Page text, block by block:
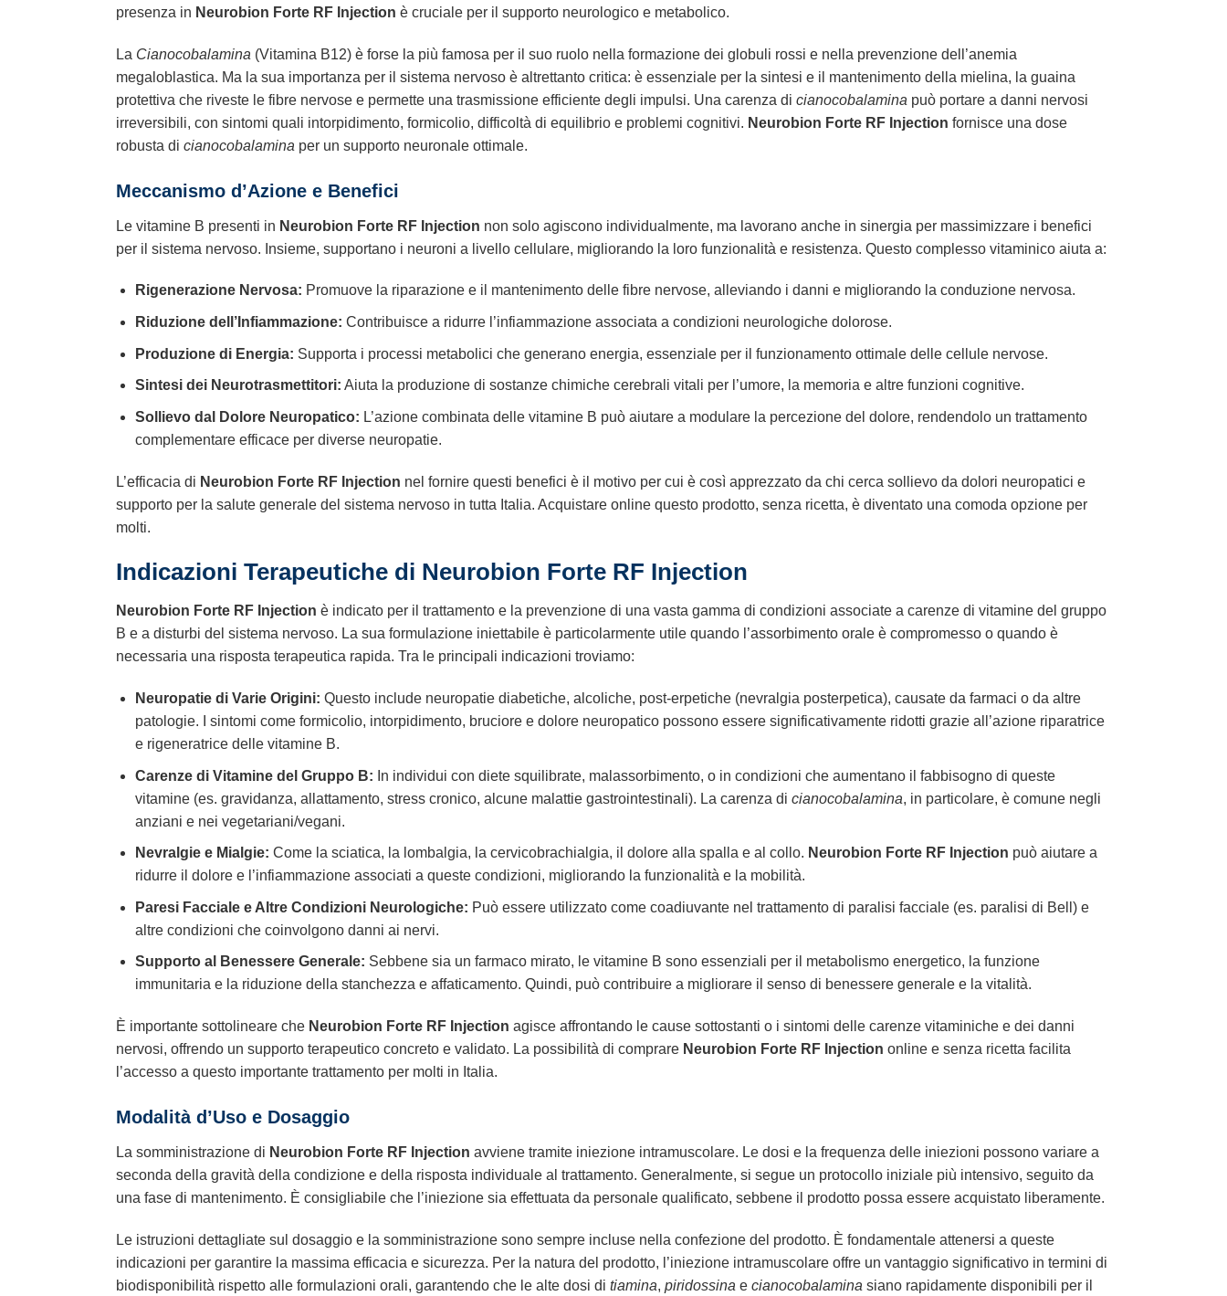
presenza in Neurobion Forte RF Injection è cruciale per il supporto neurologico e metabolico.
La Cianocobalamina (Vitamina B12) è forse la più famosa per il suo ruolo nella formazione dei globuli rossi e nella prevenzione dell’anemia
megaloblastica. Ma la sua importanza per il sistema nervoso è altrettanto critica: è essenziale per la sintesi e il mantenimento della mielina, la guaina
protettiva che riveste le fibre nervose e permette una trasmissione efficiente degli impulsi. Una carenza di cianocobalamina può portare a danni nervosi
irreversibili, con sintomi quali intorpidimento, formicolio, difficoltà di equilibrio e problemi cognitivi. Neurobion Forte RF Injection fornisce una dose
robusta di cianocobalamina per un supporto neuronale ottimale.
Meccanismo d’Azione e Benefici
Le vitamine B presenti in Neurobion Forte RF Injection non solo agiscono individualmente, ma lavorano anche in sinergia per massimizzare i benefici
per il sistema nervoso. Insieme, supportano i neuroni a livello cellulare, migliorando la loro funzionalità e resistenza. Questo complesso vitaminico aiuta a:
Rigenerazione Nervosa: Promuove la riparazione e il mantenimento delle fibre nervose, alleviando i danni e migliorando la conduzione nervosa.
Riduzione dell’Infiammazione: Contribuisce a ridurre l’infiammazione associata a condizioni neurologiche dolorose.
Produzione di Energia: Supporta i processi metabolici che generano energia, essenziale per il funzionamento ottimale delle cellule nervose.
Sintesi dei Neurotrasmettitori: Aiuta la produzione di sostanze chimiche cerebrali vitali per l’umore, la memoria e altre funzioni cognitive.
Sollievo dal Dolore Neuropatico: L’azione combinata delle vitamine B può aiutare a modulare la percezione del dolore, rendendolo un trattamento
complementare efficace per diverse neuropatie.
L’efficacia di Neurobion Forte RF Injection nel fornire questi benefici è il motivo per cui è così apprezzato da chi cerca sollievo da dolori neuropatici e
supporto per la salute generale del sistema nervoso in tutta Italia. Acquistare online questo prodotto, senza ricetta, è diventato una comoda opzione per
molti.
Indicazioni Terapeutiche di Neurobion Forte RF Injection
Neurobion Forte RF Injection è indicato per il trattamento e la prevenzione di una vasta gamma di condizioni associate a carenze di vitamine del gruppo
B e a disturbi del sistema nervoso. La sua formulazione iniettabile è particolarmente utile quando l’assorbimento orale è compromesso o quando è
necessaria una risposta terapeutica rapida. Tra le principali indicazioni troviamo:
Neuropatie di Varie Origini: Questo include neuropatie diabetiche, alcoliche, post-erpetiche (nevralgia posterpetica), causate da farmaci o da altre
patologie. I sintomi come formicolio, intorpidimento, bruciore e dolore neuropatico possono essere significativamente ridotti grazie all’azione riparatrice
e rigeneratrice delle vitamine B.
Carenze di Vitamine del Gruppo B: In individui con diete squilibrate, malassorbimento, o in condizioni che aumentano il fabbisogno di queste
vitamine (es. gravidanza, allattamento, stress cronico, alcune malattie gastrointestinali). La carenza di cianocobalamina, in particolare, è comune negli
anziani e nei vegetariani/vegani.
Nevralgie e Mialgie: Come la sciatica, la lombalgia, la cervicobrachialgia, il dolore alla spalla e al collo. Neurobion Forte RF Injection può aiutare a
ridurre il dolore e l’infiammazione associati a queste condizioni, migliorando la funzionalità e la mobilità.
Paresi Facciale e Altre Condizioni Neurologiche: Può essere utilizzato come coadiuvante nel trattamento di paralisi facciale (es. paralisi di Bell) e
altre condizioni che coinvolgono danni ai nervi.
Supporto al Benessere Generale: Sebbene sia un farmaco mirato, le vitamine B sono essenziali per il metabolismo energetico, la funzione
immunitaria e la riduzione della stanchezza e affaticamento. Quindi, può contribuire a migliorare il senso di benessere generale e la vitalità.
È importante sottolineare che Neurobion Forte RF Injection agisce affrontando le cause sottostanti o i sintomi delle carenze vitaminiche e dei danni
nervosi, offrendo un supporto terapeutico concreto e validato. La possibilità di comprare Neurobion Forte RF Injection online e senza ricetta facilita
l’accesso a questo importante trattamento per molti in Italia.
Modalità d’Uso e Dosaggio
La somministrazione di Neurobion Forte RF Injection avviene tramite iniezione intramuscolare. Le dosi e la frequenza delle iniezioni possono variare a
seconda della gravità della condizione e della risposta individuale al trattamento. Generalmente, si segue un protocollo iniziale più intensivo, seguito da
una fase di mantenimento. È consigliabile che l’iniezione sia effettuata da personale qualificato, sebbene il prodotto possa essere acquistato liberamente.
Le istruzioni dettagliate sul dosaggio e la somministrazione sono sempre incluse nella confezione del prodotto. È fondamentale attenersi a queste
indicazioni per garantire la massima efficacia e sicurezza. Per la natura del prodotto, l’iniezione intramuscolare offre un vantaggio significativo in termini di
biodisponibilità rispetto alle formulazioni orali, garantendo che le alte dosi di tiamina, piridossina e cianocobalamina siano rapidamente disponibili per il